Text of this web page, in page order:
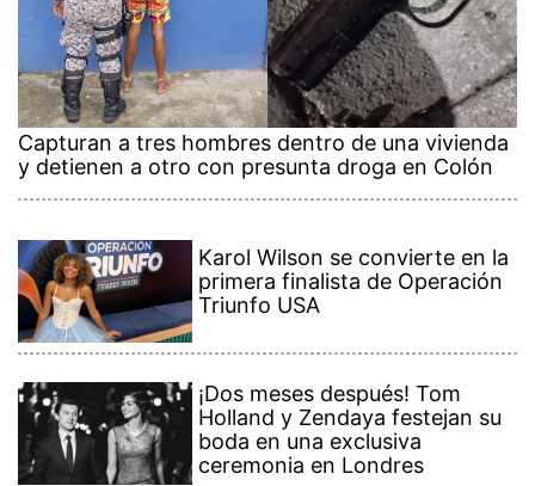
Capturan a tres hombres dentro de una vivienda
y detienen a otro con presunta droga en Colón
Karol Wilson se convierte en la
primera finalista de Operación
Triunfo USA
¡Dos meses después! Tom
Holland y Zendaya festejan su
boda en una exclusiva
ceremonia en Londres